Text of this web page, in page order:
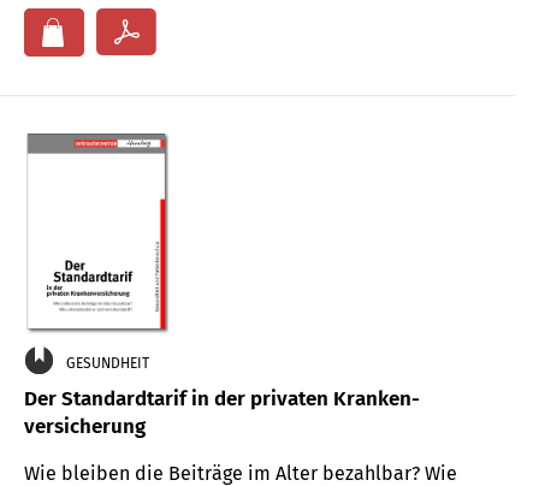
GESUNDHEIT
Der Standard­tarif in der privaten Kranken­
versicherung
Wie bleiben die Beiträge im Alter bezahlbar? Wie